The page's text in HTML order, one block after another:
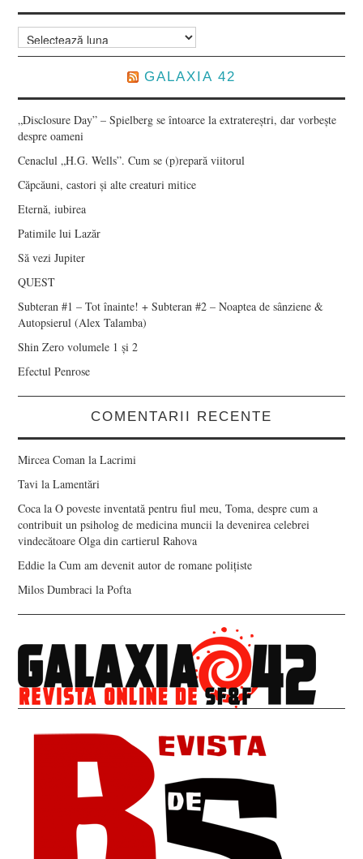
Arhive
GALAXIA 42
„Disclosure Day” – Spielberg se întoarce la extratereștri, dar vorbește
despre oameni
Cenaclul „H.G. Wells”. Cum se (p)repară viitorul
Căpcăuni, castori și alte creaturi mitice
Eternă, iubirea
Patimile lui Lazăr
Să vezi Jupiter
QUEST
Subteran #1 – Tot înainte! + Subteran #2 – Noaptea de sânziene &
Autopsierul (Alex Talamba)
Shin Zero volumele 1 și 2
Efectul Penrose
COMENTARII RECENTE
Mircea Coman laLacrimi
Tavi laLamentări
Coca laO poveste inventată pentru fiul meu, Toma, despre cum a
contribuit un psiholog de medicina muncii la devenirea celebrei
vindecătoare Olga din cartierul Rahova
Eddie laCum am devenit autor de romane polițiste
Milos Dumbraci laPofta